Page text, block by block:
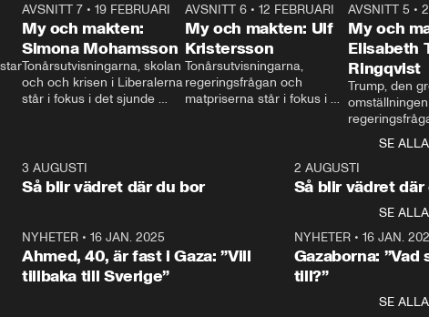
24:30
AVSNITT 7• 19 FEBRUARI
My och makten:
Simona Mohamsson
Tonårsutvisningarna, skolan
och och krisen i Liberalerna
står i fokus i det sjunde
kommentator My
Rohwedder ställer
utbildnings- och
Mohamsson till svars.
27:30
AVSNITT 6 •12 FEBRUARI
My och makten: Ulf
Kristersson
Tonårsutvisningarna,
regeringsfrågan och
matpriserna står i fokus i
Rohwedder ställer
statsminister Ulf Kristersson
AVSNITT 5 •
My och
Elisabeth
Ringqvist
Trump, den
centrum i
avsnittet av
Makten”. Se
Aftonbladets
Rohwedder
Thand Ring
SE ALLA
3 AUGUSTI
Så blir vädret där du bor
2 AUGUSTI
Så blir vädret där
SE ALLA
NYHETER• 16 JAN. 2025
Ahmed, 40, är fast i Gaza: ”Vill
tillbaka till Sverige”
NYHETER• 16 JAN.
Gazaborna:
till?”
SE ALLA